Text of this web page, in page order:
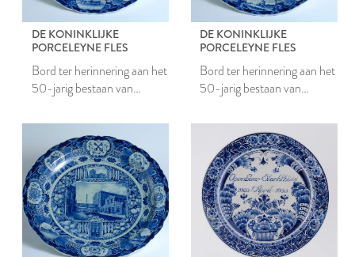
DE KONINKLIJKE
PORCELEYNE FLES
Bord ter herinnering aan het
50-jarig bestaan van
DE KONINKLIJKE
PORCELEYNE FLES
Bord ter herinnering aan het
50-jarig bestaan van